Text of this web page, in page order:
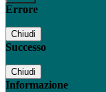
Errore
Chiudi
Successo
Chiudi
Informazione